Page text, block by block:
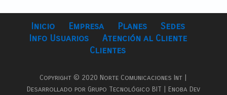
Inicio Empresa Planes
Sedes
Info Usuarios
Atención al Cliente
Clientes
Copyright © 2020 Norte Comunicaciones Int |
Desarrollado por Grupo Tecnológico BIT | Enoba Dev